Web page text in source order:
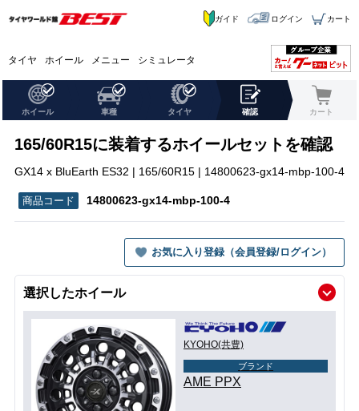
タイヤ ホイール メニュー シミュレータ
ガイド ログイン カート
ホイール 車種 タイヤ 確認 カート
165/60R15に装着するホイールセットを確認
GX14 x BluEarth ES32 | 165/60R15 | 14800623-gx14-mbp-100-4
14800623-gx14-mbp-100-4
お気に入り登録（会員登録/ログイン）
選択したホイール
KYOHO(共豊)
ブランド
AME PPX